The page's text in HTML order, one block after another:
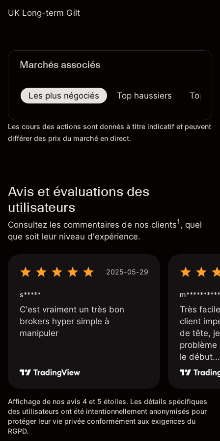
UK Long-term Gilt
Marchés associés
Les plus négociés Top haussiers Top
Les cours des actions sont donnés à titre indicatif et peuvent
différer des prix du marché en direct.
Avis et évaluations des
utilisateurs
Consultez les commentaires de nos clients1, quel
que soit leur niveau d'expérience.
2025-05-29
s*****
C'est vraiment un très bon
brokers hyper simple à
manipuler
m**********
Très
client
de tête,
problème
le début...
Affichage de nos avis 4 et 5 étoiles. Les détails spécifiques
des utilisateurs ont été intentionnellement anonymisés pour
protéger leur vie privée conformément aux exigences du
RGPD.